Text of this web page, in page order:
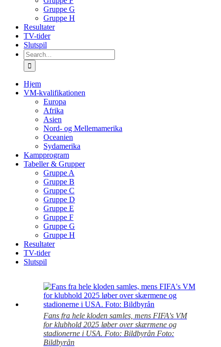
Gruppe G
Gruppe H
Resultater
TV-tider
Slutspil
Search
for:
Hjem
VM-kvalifikationen
Europa
Afrika
Asien
Nord- og Mellemamerika
Oceanien
Sydamerika
Kampprogram
Tabeller & Grupper
Gruppe A
Gruppe B
Gruppe C
Gruppe D
Gruppe E
Gruppe F
Gruppe G
Gruppe H
Resultater
TV-tider
Slutspil
Larger
Fans fra hele kloden samles, mens FIFA's VM
for klubhold 2025 løber over skærmene og
stadionerne i USA. Foto: Bildbyrån Foto:
Bildbyrån